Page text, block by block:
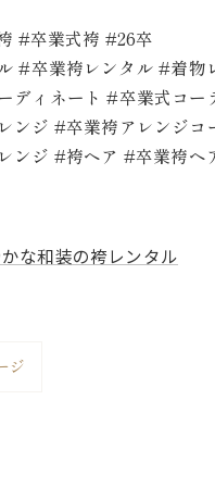
#卒業式袴 #26卒
#卒業袴レンタル #着物
ディネート #卒業式コー
ンジ #卒業袴アレンジコ
ンジ #袴ヘア #卒業袴ヘ
な和装の袴レンタル
ジ